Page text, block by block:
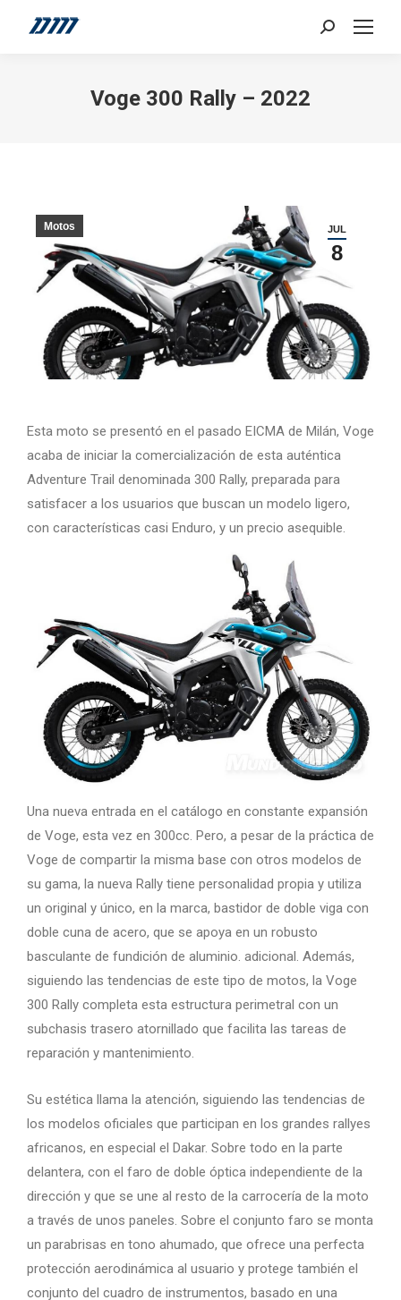
Search:
Voge 300 Rally – 2022
JUL
8
Motos
Esta moto se presentó en el pasado EICMA de Milán, Voge
acaba de iniciar la comercialización de esta auténtica
Adventure Trail denominada 300 Rally, preparada para
satisfacer a los usuarios que buscan un modelo ligero,
con características casi Enduro, y un precio asequible.
Una nueva entrada en el catálogo en constante expansión
de Voge, esta vez en 300cc. Pero, a pesar de la práctica de
Voge de compartir la misma base con otros modelos de
su gama, la nueva Rally tiene personalidad propia y utiliza
un original y único, en la marca, bastidor de doble viga con
doble cuna de acero, que se apoya en un robusto
basculante de fundición de aluminio. adicional. Además,
siguiendo las tendencias de este tipo de motos, la Voge
300 Rally completa esta estructura perimetral con un
subchasis trasero atornillado que facilita las tareas de
reparación y mantenimiento.
Su estética llama la atención, siguiendo las tendencias de
los modelos oficiales que participan en los grandes rallyes
africanos, en especial el Dakar. Sobre todo en la parte
delantera, con el faro de doble óptica independiente de la
dirección y que se une al resto de la carrocería de la moto
a través de unos paneles. Sobre el conjunto faro se monta
un parabrisas en tono ahumado, que ofrece una perfecta
protección aerodinámica al usuario y protege también el
conjunto del cuadro de instrumentos, basado en una